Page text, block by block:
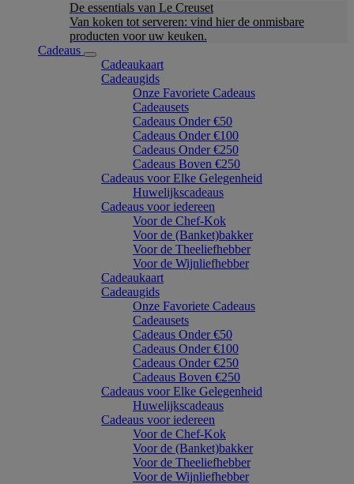
De essentials van Le Creuset
Van koken tot serveren: vind hier de onmisbare
producten voor uw keuken.
Cadeaus
Cadeaukaart
Cadeaugids
Onze Favoriete Cadeaus
Cadeausets
Cadeaus Onder €50
Cadeaus Onder €100
Cadeaus Onder €250
Cadeaus Boven €250
Cadeaus voor Elke Gelegenheid
Huwelijkscadeaus
Cadeaus voor iedereen
Voor de Chef-Kok
Voor de (Banket)bakker
Voor de Theeliefhebber
Voor de Wijnliefhebber
Cadeaukaart
Cadeaugids
Onze Favoriete Cadeaus
Cadeausets
Cadeaus Onder €50
Cadeaus Onder €100
Cadeaus Onder €250
Cadeaus Boven €250
Cadeaus voor Elke Gelegenheid
Huwelijkscadeaus
Cadeaus voor iedereen
Voor de Chef-Kok
Voor de (Banket)bakker
Voor de Theeliefhebber
Voor de Wijnliefhebber